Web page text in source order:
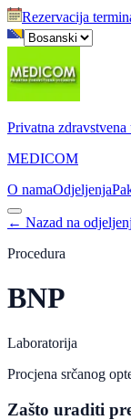
Rezervacija
Privatna zdravstvena
MEDICOM
O namaOdjeljenja
← Nazad na
Procedura
BNP
Laboratorija
Procjena srčanog
Zašto uraditi